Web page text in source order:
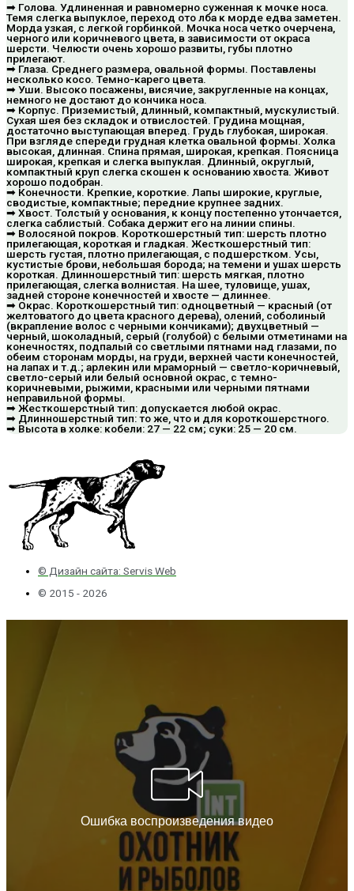
➡ Голова. Удлиненная и равномерно суженная к мочке носа.
Темя слегка выпуклое, переход ото лба к морде едва заметен.
Морда узкая, с легкой горбинкой. Мочка носа четко очерчена,
черного или коричневого цвета, в зависимости от окраса
шерсти. Челюсти очень хорошо развиты, губы плотно
прилегают.
➡ Глаза. Среднего размера, овальной формы. Поставлены
несколько косо. Темно-карего цвета.
➡ Уши. Высоко посажены, висячие, закругленные на концах,
немного не достают до кончика носа.
➡ Корпус. Приземистый, длинный, компактный, мускулистый.
Сухая шея без складок и отвислостей. Грудина мощная,
достаточно выступающая вперед. Грудь глубокая, широкая.
При взгляде спереди грудная клетка овальной формы. Холка
высокая, длинная. Спина прямая, широкая, крепкая. Поясница
широкая, крепкая и слегка выпуклая. Длинный, округлый,
компактный круп слегка скошен к основанию хвоста. Живот
хорошо подобран.
➡ Конечности. Крепкие, короткие. Лапы широкие, круглые,
сводистые, компактные; передние крупнее задних.
➡ Хвост. Толстый у основания, к концу постепенно утончается,
слегка саблистый. Собака держит его на линии спины.
➡ Волосяной покров. Короткошерстный тип: шерсть плотно
прилегающая, короткая и гладкая. Жесткошерстный тип:
шерсть густая, плотно прилегающая, с подшерстком. Усы,
кустистые брови, небольшая борода; на темени и ушах шерсть
короткая. Длинношерстный тип: шерсть мягкая, плотно
прилегающая, слегка волнистая. На шее, туловище, ушах,
задней стороне конечностей и хвосте — длиннее.
➡ Окрас. Короткошерстный тип: одноцветный — красный (от
желтоватого до цвета красного дерева), олений, соболиный
(вкрапление волос с черными кончиками); двухцветный —
черный, шоколадный, серый (голубой) с белыми отметинами на
конечностях, подпалый со светлыми пятнами над глазами, по
обеим сторонам морды, на груди, верхней части конечностей,
на лапах и т.д.; арлекин или мраморный — светло-коричневый,
светло-серый или белый основной окрас, с темно-
коричневыми, рыжими, красными или черными пятнами
неправильной формы.
➡ Жесткошерстный тип: допускается любой окрас.
➡ Длинношерстный тип: то же, что и для короткошерстного.
➡ Высота в холке: кобели: 27 — 22 см; суки: 25 — 20 см.
© Дизайн сайта: Servis Web
© 2015 - 2026